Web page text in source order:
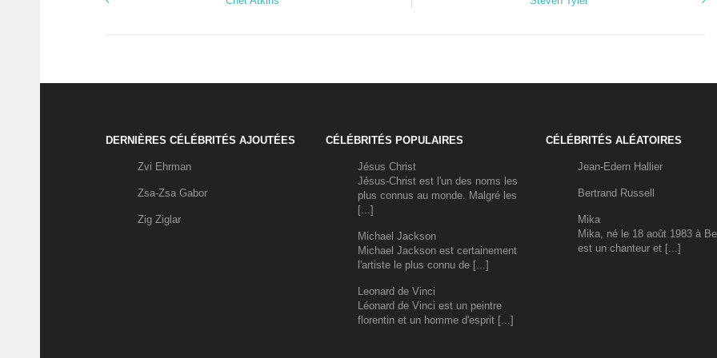
DERNIÈRES CÉLÉBRITÉS AJOUTÉES
Zvi Ehrman
Zsa-Zsa Gabor
Zig Ziglar
CÉLÉBRITÉS POPULAIRES
Jésus Christ
Jésus-Christ est l'un des noms les
plus connus au monde. Malgré les
[...]
Michael Jackson
Michael Jackson est certainement
l'artiste le plus connu de [...]
Leonard de Vinci
Léonard de Vinci est un peintre
florentin et un homme d'esprit [...]
CÉLÉBRITÉS ALÉATOIRES
Jean-Edern Hallier
Bertrand Russell
Mika
Mika, né le 18 août 1983 à
est un chanteur et [...]